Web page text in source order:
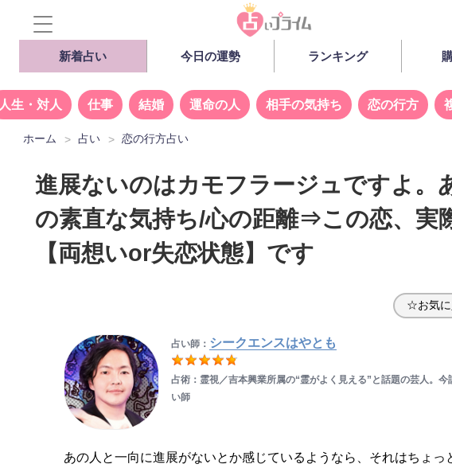
新着占い 今日の運勢 ランキング
人生・対人 仕事 結婚 運命の人 相手の気持ち 恋の行方
ホーム 占い 恋の行方占い
進展ないのはカモフラージュですよ。
の素直な気持ち/心の距離⇒この恋、実
【両想いor失恋状態】です
☆お気に
占い師： シークエンスはやとも
占術：霊視／吉本興業所属の“霊がよく見える”と話題の芸人。今
い師
あの人と一向に進展がないとか感じているようなら、それはちょっ